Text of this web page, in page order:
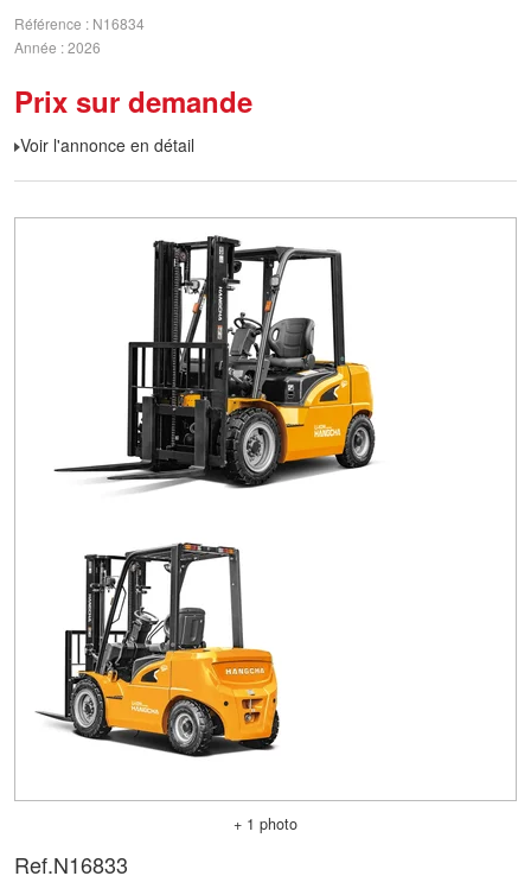
Référence
N16834
Année 2026
Prix sur demande
Voir l'annonce en détail
+ 1 photo
Ref.N16833